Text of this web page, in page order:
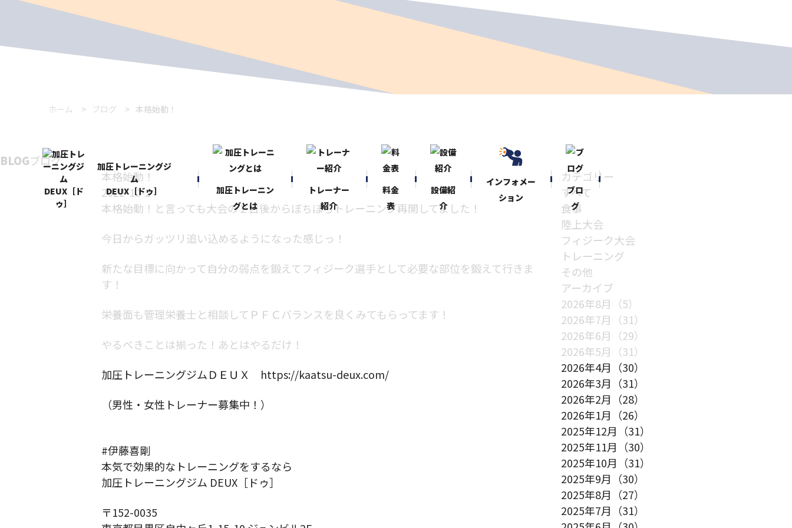
加圧トレーニングジ
ム
DEUX［ドゥ］
加圧トレーニン
グとは
トレーナー
紹介
料金
表
設備紹
介
インフォメー
ション
ブロ
グ
ホーム ブログ 本格始動！
BLOGブログ
本格始動！
2022-10-2
本格始動！と言っても大会の２日後からぼちぼちトレーニング再開してました！
今日からガッツリ追い込めるようになった感じっ！
新たな目標に向かって自分の弱点を鍛えてフィジーク選手として必要な部位を鍛えて行きま
す！
栄養面も管理栄養士と相談してＰＦＣバランスを良くみてもらってます！
やるべきことは揃った！あとはやるだけ！
加圧トレーニングジムＤＥＵＸ https://kaatsu-deux.com/
（男性・女性トレーナー募集中！）
#伊藤喜剛
本気で効果的なトレーニングをするなら
加圧トレーニングジム DEUX［ドゥ］
〒152-0035
カテゴリー
すべて
食事
陸上大会
フィジーク大会
トレーニング
その他
アーカイブ
2026年8月（5）
2026年7月（31）
2026年6月（29）
2026年5月（31）
2026年4月（30）
2026年3月（31）
2026年2月（28）
2026年1月（26）
2025年12月（31）
2025年11月（30）
2025年10月（31）
2025年9月（30）
2025年8月（27）
2025年7月（31）